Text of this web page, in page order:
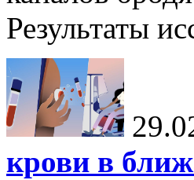
Результаты
крови в